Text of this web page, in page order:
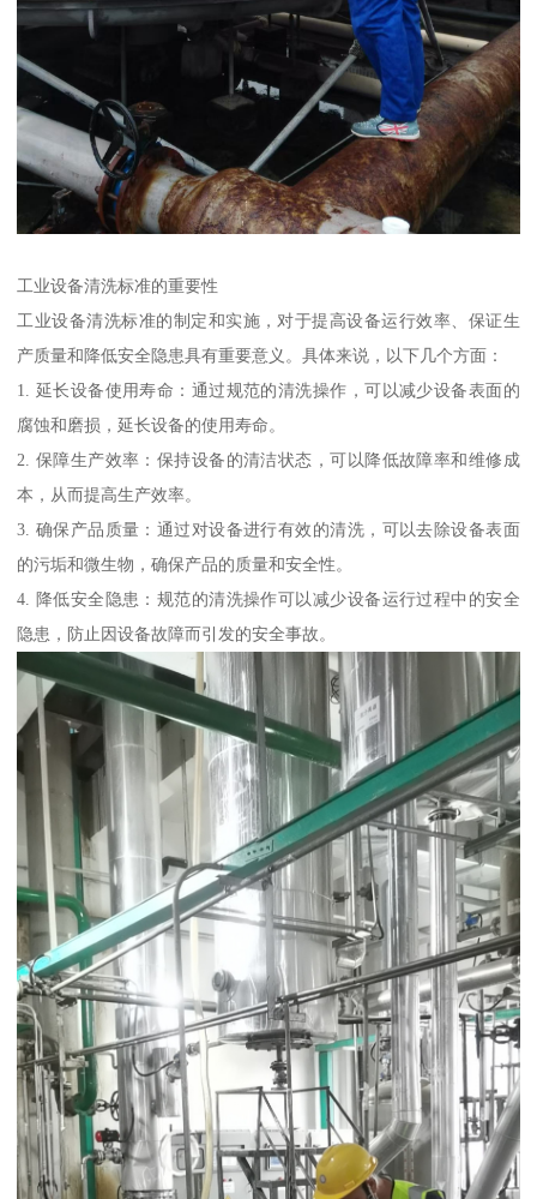
工业设备清洗标准的重要性
工业设备清洗标准的制定和实施，对于提高设备运行效率、保证生
产质量和降低安全隐患具有重要意义。具体来说，以下几个方面：
1. 延长设备使用寿命：通过规范的清洗操作，可以减少设备表面的
腐蚀和磨损，延长设备的使用寿命。
2. 保障生产效率：保持设备的清洁状态，可以降低故障率和维修成
本，从而提高生产效率。
3. 确保产品质量：通过对设备进行有效的清洗，可以去除设备表面
的污垢和微生物，确保产品的质量和安全性。
4. 降低安全隐患：规范的清洗操作可以减少设备运行过程中的安全
隐患，防止因设备故障而引发的安全事故。